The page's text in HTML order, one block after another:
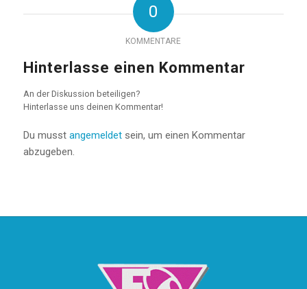
0
KOMMENTARE
Hinterlasse einen Kommentar
An der Diskussion beteiligen?
Hinterlasse uns deinen Kommentar!
Du musst angemeldetsein, um einen Kommentar
abzugeben.